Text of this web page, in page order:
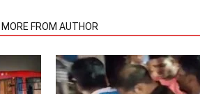
MORE FROM AUTHOR